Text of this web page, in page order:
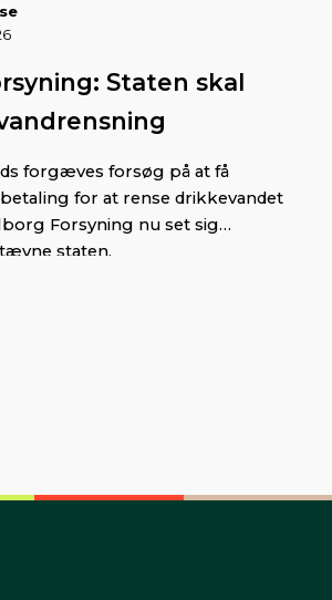
Staten skal
forgæves forsøg på at få
for at rense drikkevandet
Forsyning nu set sig
staten.